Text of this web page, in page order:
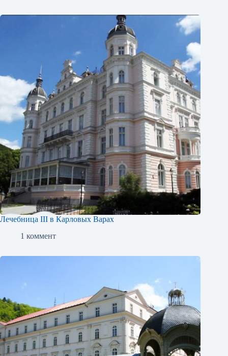
Лечебница III в Карловых Варах
1 коммент